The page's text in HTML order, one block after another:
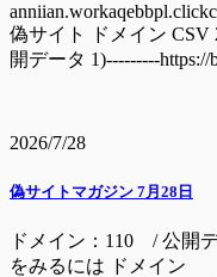
偽サイト ドメイン CSV
開データ 1)---------https://
2026/7/28
偽サイトマガジン 7月28日
ドメイン：110 / 公開
をみるには ドメイン